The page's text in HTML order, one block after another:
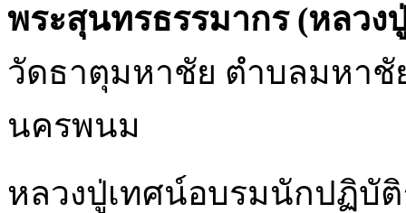
พระสุนทรธรรมากร (หลว
วัดธาตุมหาชัย ตำบลมหาชั
นครพนม
หลวงปู่เทศน์อบรมนักปฏิ